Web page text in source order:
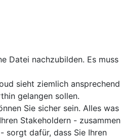
Datei nachzubilden. Es muss
sieht ziemlich ansprechend
gelangen sollen.
Sie sicher sein. Alles was
Stakeholdern - zusammen
sorgt dafür, dass Sie Ihren